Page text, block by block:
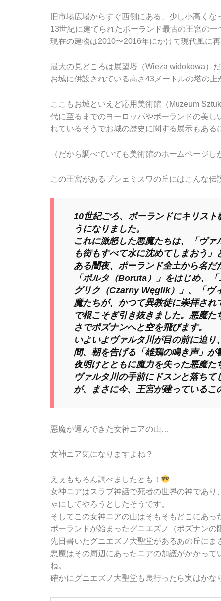
旧市場広場からすぐ西側にある、少し小高く
13世紀に建てられたポーランド最古の王宮の一
現在の建物は2010〜2016年にかけて現代風に再
最大の見どころは展望塔（Wieża widokowa）だ
お城に併設されている高さ43メートルの塔の
ここもお城といえど応用美術館（Muzeum
代に至るまでのヨーロッパやポーランドの美
れているそうでお城の歴史に関する展示もある
（だから調べていても美術館のホームページし
この王宮があるプシェミスワの丘にはこんな伝
10世紀ごろ、ポーランドにキリス
うになりました。
これに激怒した悪魔たちは、「ヴ
も街もすべて水に沈めてしまおう」
ある闇夜、ポーランド全土から名
「ボルタ（Boruta）」をはじめ、
グリク（Czarny Węglik）」、「ヴ
魔たちが、かつて異教徒に崇拝さ
で根こそぎ引き抜きました。悪魔
さでポズナンへと空を飛びます。
いよいよヴァルタ川が目の前に迫
間、朝を告げる「雄鶏の鳴き声」が
夜明けとともに魔力を失った悪魔
ヴァルタ川の手前にドスンと落ち
が、まさに今、王宮が建っているこ
悪魔が運んできた女神ニアの山…
女神ニア気になりますよね？
えぇもちろん調べましたとも！
女神ニアはスラブ神話で死者の世界の神であ
ゃにしてやろうとしたそうです。
そしてこの女神ニアの山はそもそもどこにあっ
ポーランドが始まったグニエズノ（ポズナンの
先日書いたグニエズノ大聖堂があるあの丘にま
悪魔はその周辺にあったニアの加護がかかっ
ね。
確かにグニエズノ大聖堂も裏行ったら実はかな